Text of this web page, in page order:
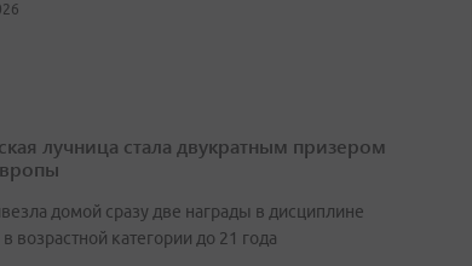
лучница стала двукратным призером
домой сразу две награды в дисциплине
возрастной категории до 21 года